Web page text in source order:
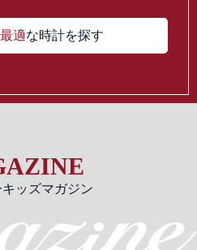
最適な時計を探す
ッズマガジン